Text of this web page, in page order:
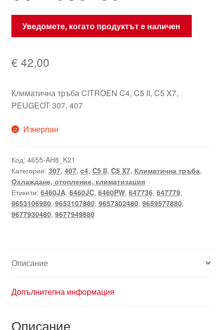
Уведомете, когато продуктът е наличен
€ 42,00
Климатична тръба CITROEN C4, C5 II, C5 X7,
PEUGEOT 307, 407
Изчерпан
Код: 4655-AH8_K21
Категории: 307, 407, c4, C5 II, C5 X7, Климатична тръба,
Охлаждане, отопление, климатизация
Етикети: 6460JA, 6460JC, 6460PW, 647736, 647779,
9653106980, 9653107880, 9657302480, 9659577880,
9677930480, 9677949880
Описание
Допълнителна информация
Описание